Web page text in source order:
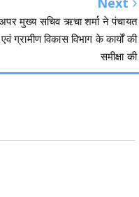
मुख्य सचिव ऋचा शर्मा ने पंचायत
एवं ग्रामीण विकास विभाग के कार्यों की
समीक्षा की